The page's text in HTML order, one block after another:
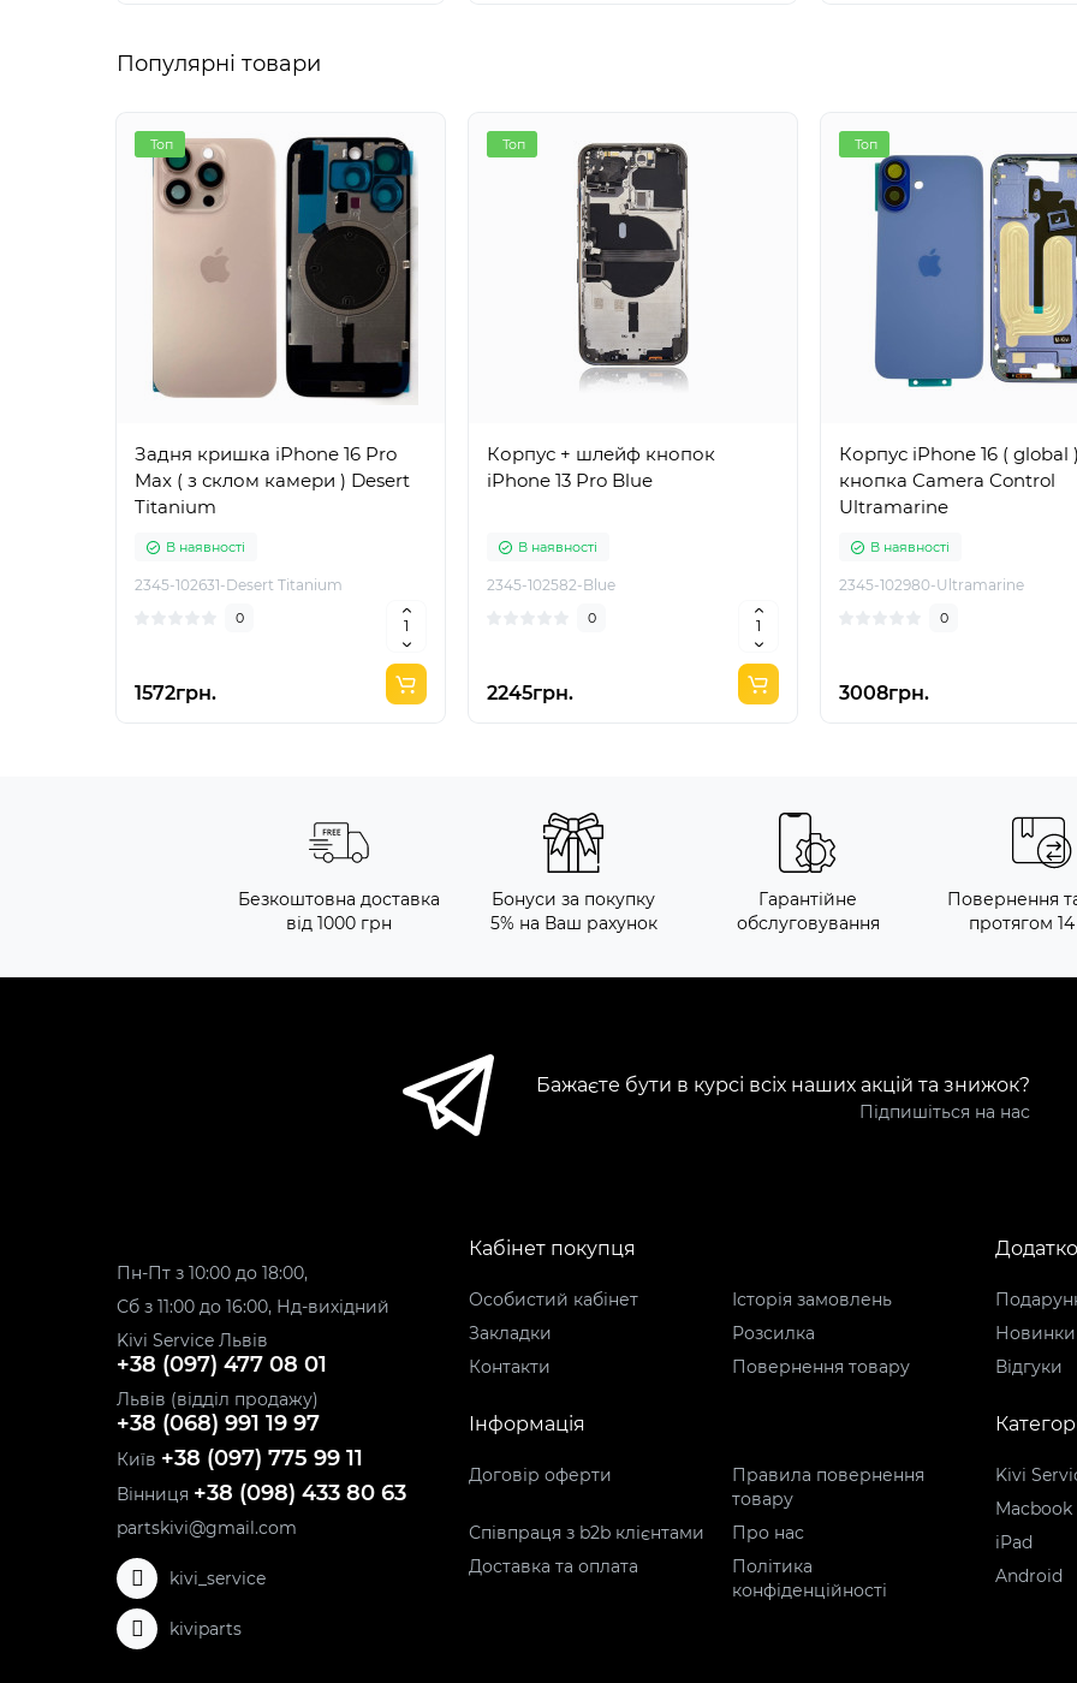
Популярні товари
Топ
Задня кришка iPhone 16 Pro
Max ( з склом камери ) Desert
Titanium
В наявності
2345-102631-Desert Titanium
0
1572грн.
Топ
Корпус + шлейф кнопок
iPhone 13 Pro Blue
В наявності
2345-102582-Blue
0
2245грн.
Топ
Корпус iPhone 16 ( global
кнопка Camera Control
Ultramarine
В наявності
2345-102980-Ultramarine
0
3008грн.
Безкоштовна доставка
від 1000 грн
Бонуси за покупку
5% на Ваш рахунок
Гарантійне
обслуговування
Повернення
протягом 14
Бажаєте бути в курсі всіх наших акцій та знижок?
Підпишіться на нас
Пн-Пт з 10:00 до 18:00,
Сб з 11:00 до 16:00, Нд-вихідний
Kivi Service Львів
+38 (097) 477 08 01
Львів (відділ продажу)
+38 (068) 991 19 97
Київ +38 (097) 775 99 11
Вінниця +38 (098) 433 80 63
partskivi@gmail.com
kivi_service
kiviparts
Кабінет покупця
Особистий кабінет
Історія замовлень
Закладки
Розсилка
Контакти
Повернення товару
Новинки
Відгуки
Інформація
Договір оферти
Правила повернення
товару
Співпраця з b2b клієнтами
Про нас
Доставка та оплата
Політика
конфіденційності
Kivi
Macbook
iPad
Android